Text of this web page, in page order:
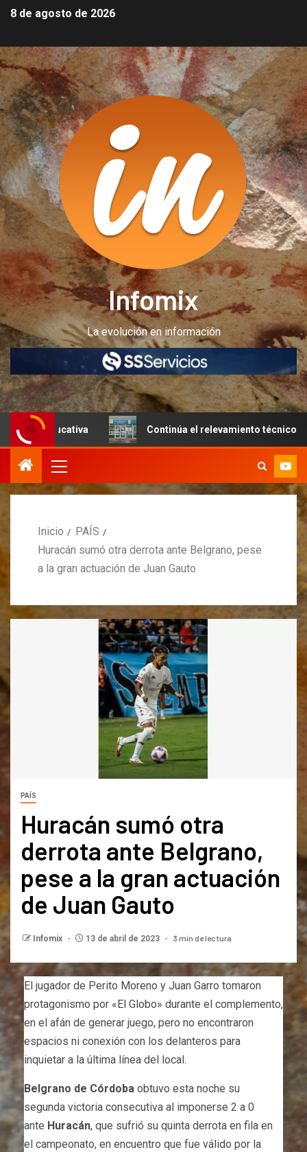
8 de agosto de 2026
Infomix
La evolución en información
Continúa el relevamiento técnico en Perito
Inicio
PAÍS
Huracán sumó otra derrota ante Belgrano, pese
a la gran actuación de Juan Gauto
PAÍS
Huracán sumó otra
derrota ante Belgrano,
pese a la gran actuación
de Juan Gauto
Infomix 13 de abril de 2023 3 min de lectura
El jugador de Perito Moreno y Juan Garro tomaron
protagonismo por «El Globo» durante el complemento,
en el afán de generar juego, pero no encontraron
espacios ni conexión con los delanteros para
inquietar a la última línea del local.
Belgrano de Córdoba obtuvo esta noche su
segunda victoria consecutiva al imponerse 2 a 0
ante Huracán, que sufrió su quinta derrota en fila en
el campeonato, en encuentro que fue válido por la